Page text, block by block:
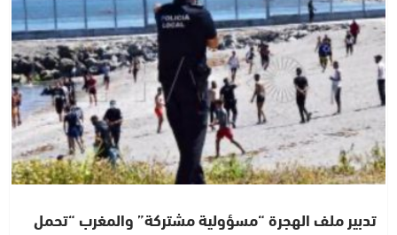
تدبير ملف الهجرة “مسؤولية مشتركة” والمغرب “تحمل